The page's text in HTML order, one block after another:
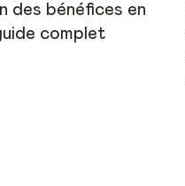
des bénéfices en
complet